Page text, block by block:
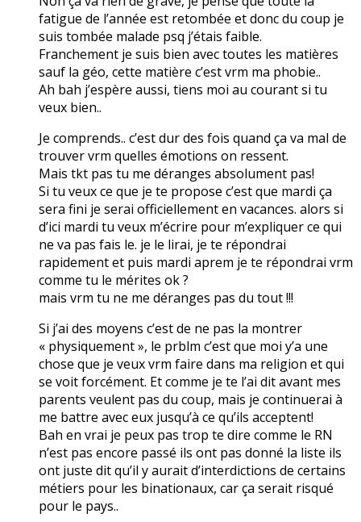
fatigue de l’année est retombée et donc du coup je
suis tombée malade psq j’étais faible.
Franchement je suis bien avec toutes les matières
sauf la géo, cette matière c’est vrm ma phobie..
Ah bah j’espère aussi, tiens moi au courant si tu
veux bien..
Je comprends.. c’est dur des fois quand ça va mal de
trouver vrm quelles émotions on ressent.
Mais tkt pas tu me déranges absolument pas!
Si tu veux ce que je te propose c’est que mardi ça
sera fini je serai officiellement en vacances. alors si
d’ici mardi tu veux m’écrire pour m’expliquer ce qui
ne va pas fais le. je le lirai, je te répondrai
rapidement et puis mardi aprem je te répondrai vrm
comme tu le mérites ok ?
mais vrm tu ne me déranges pas du tout !!!
Si j’ai des moyens c’est de ne pas la montrer
« physiquement », le prblm c’est que moi y’a une
chose que je veux vrm faire dans ma religion et qui
se voit forcément. Et comme je te l’ai dit avant mes
parents veulent pas du coup, mais je continuerai à
me battre avec eux jusqu’à ce qu’ils acceptent!
Bah en vrai je peux pas trop te dire comme le RN
n’est pas encore passé ils ont pas donné la liste ils
ont juste dit qu’il y aurait d’interdictions de certains
métiers pour les binationaux, car ça serait risqué
pour le pays..